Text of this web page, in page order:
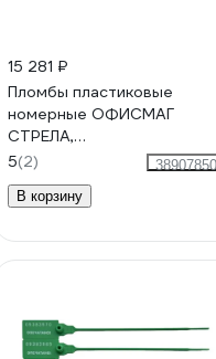
15 281 ₽
Пломбы пластиковые
номерные ОФИСМАГ
СТРЕЛА,
самофиксирующиеся,
525 мм, красные, комплект
1000шт 607444
5(2)
38907850
В корзину